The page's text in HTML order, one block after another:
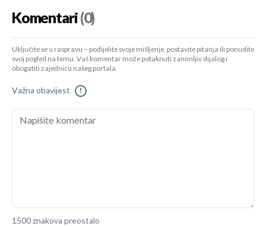
Komentari(0)
Uključite se u raspravu – podijelite svoje mišljenje, postavite pitanja ili ponudite
svoj pogled na temu. Vaš komentar može potaknuti zanimljiv dijalog i
obogatiti zajednicu našeg portala.
Važna obavijest !
1500 znakova preostalo